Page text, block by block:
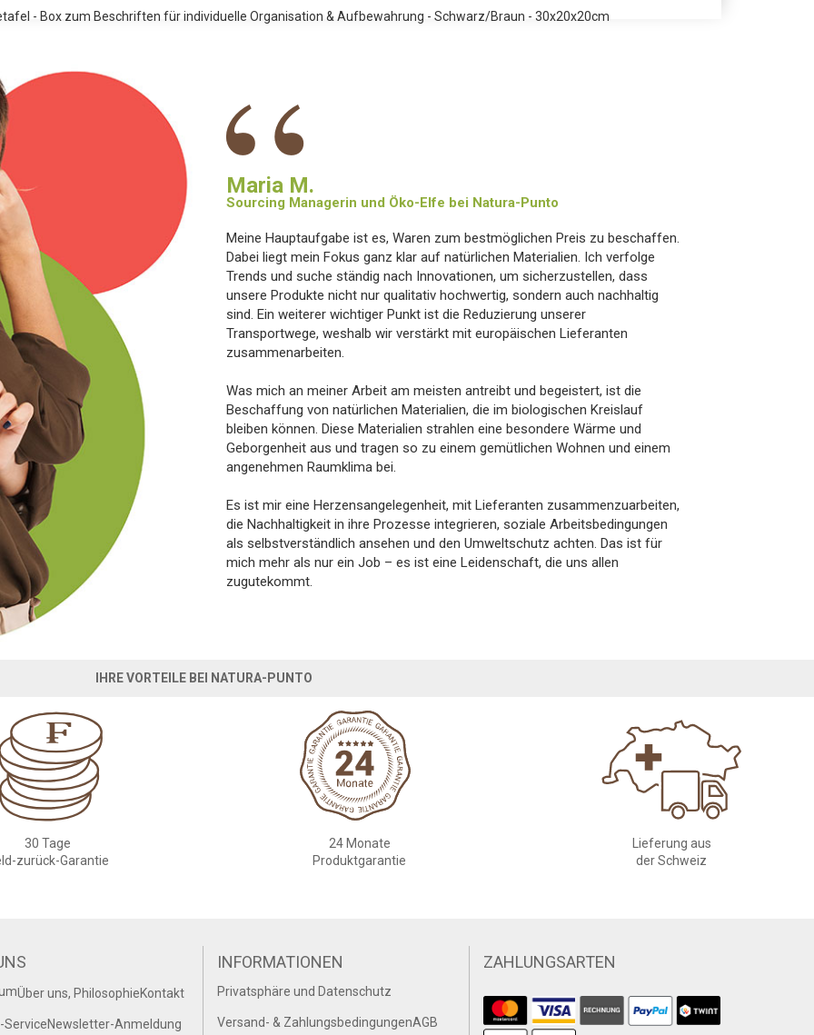
- Box zum Beschriften für individuelle Organisation & Aufbewahrung - Schwarz/Braun - 30x20x20cm
“
Maria M.
Sourcing Managerin und Öko-Elfe bei Natura-Punto
Meine Hauptaufgabe ist es, Waren zum bestmöglichen Preis zu beschaffen.
Dabei liegt mein Fokus ganz klar auf natürlichen Materialien. Ich verfolge
Trends und suche ständig nach Innovationen, um sicherzustellen, dass
unsere Produkte nicht nur qualitativ hochwertig, sondern auch nachhaltig
sind. Ein weiterer wichtiger Punkt ist die Reduzierung unserer
Transportwege, weshalb wir verstärkt mit europäischen Lieferanten
zusammenarbeiten.
Was mich an meiner Arbeit am meisten antreibt und begeistert, ist die
Beschaffung von natürlichen Materialien, die im biologischen Kreislauf
bleiben können. Diese Materialien strahlen eine besondere Wärme und
Geborgenheit aus und tragen so zu einem gemütlichen Wohnen und einem
angenehmen Raumklima bei.
Es ist mir eine Herzensangelegenheit, mit Lieferanten zusammenzuarbeiten,
die Nachhaltigkeit in ihre Prozesse integrieren, soziale Arbeitsbedingungen
als selbstverständlich ansehen und den Umweltschutz achten. Das ist für
mich mehr als nur ein Job – es ist eine Leidenschaft, die uns allen
zugutekommt.
IHRE VORTEILE BEI NATURA-PUNTO
30 Tage
zurück-Garantie
24 Monate
Produktgarantie
Lieferung aus
der Schweiz
Über uns, PhilosophieKontakt
ServiceNewsletter-Anmeldung
INFORMATIONEN
Privatsphäre und Datenschutz
Versand- & ZahlungsbedingungenAGB
ZAHLUNGSARTEN